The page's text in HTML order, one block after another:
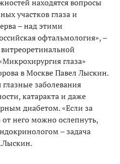
находятся вопросы
участков глаза и
– над этими
офтальмология», –
глаза»
в Москве Павел Лыскин.
заболевания
катаракта и даже
диабетом. «Если за
него можно ослепнуть,
– задача